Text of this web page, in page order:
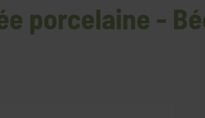
porcelaine -